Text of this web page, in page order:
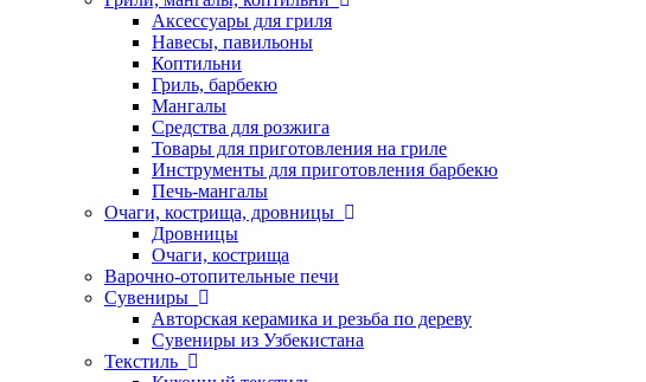
Аксессуары для гриля
Навесы, павильоны
Коптильни
Гриль, барбекю
Мангалы
Средства для розжига
Товары для приготовления на гриле
Инструменты для приготовления барбекю
Печь-мангалы
Очаги, кострища, дровницы
Дровницы
Очаги, кострища
Варочно-отопительные печи
Сувениры
Авторская керамика и резьба по дереву
Сувениры из Узбекистана
Текстиль